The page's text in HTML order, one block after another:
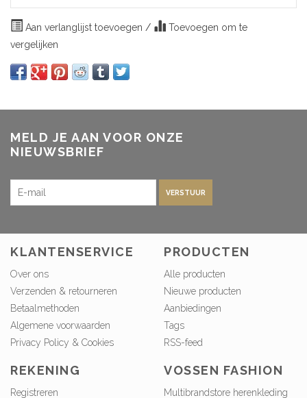
Aan verlanglijst toevoegen /
Toevoegen om te
vergelijken
MELD JE AAN VOOR ONZE
NIEUWSBRIEF
VERSTUUR
KLANTENSERVICE
Over ons
Verzenden & retourneren
Betaalmethoden
Algemene voorwaarden
Privacy Policy & Cookies
PRODUCTEN
Alle producten
Nieuwe producten
Aanbiedingen
Tags
RSS-feed
REKENING
Registreren
VOSSEN FASHION
Multibrandstore herenkleding